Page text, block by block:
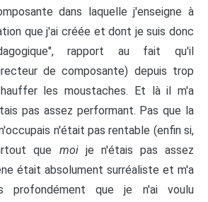
dans laquelle j'enseigne à
que j'ai créée et dont je suis donc
rapport au fait qu'il
de composante) depuis trop
les moustaches. Et là il m'a
pas assez performant. Pas que la
n'était pas rentable (enfin si,
que moije n'étais pas assez
était absolument surréaliste et m'a
profondément que je n'ai voulu